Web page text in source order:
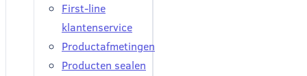
First-line
klantenservice
Productafmetingen
Producten sealen